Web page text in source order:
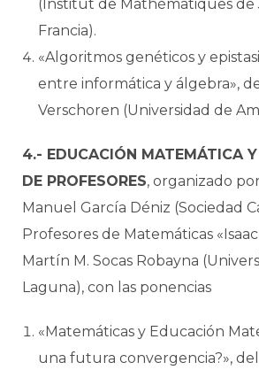
(Institut de Mathématiques de
Francia).
«Algoritmos genéticos y
entre informática y álgebra»,
Verschoren (Universidad de
4.- EDUCACIÓN MATEMÁTICA
DE PROFESORES, organizado
Manuel García Déniz (Sociedad
Profesores de Matemáticas
Martín M. Socas Robayna
Laguna), con las ponencias
«Matemáticas y Educación
una futura convergencia?»,